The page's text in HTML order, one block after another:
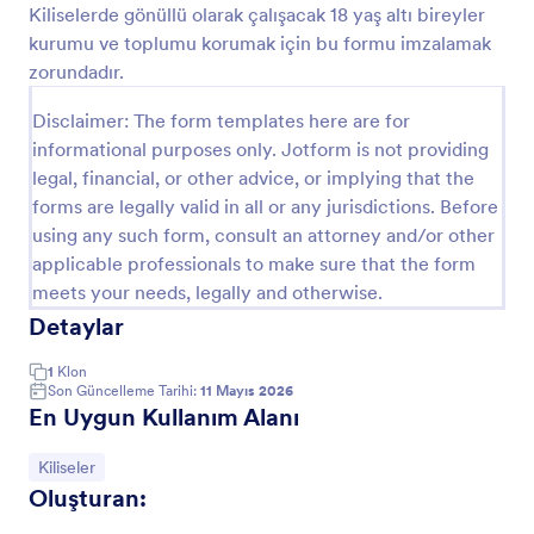
Kiliselerde gönüllü olarak çalışacak 18 yaş altı bireyler
kurumu ve toplumu korumak için bu formu imzalamak
zorundadır.
Disclaimer: The form templates here are for
informational purposes only. Jotform is not providing
legal, financial, or other advice, or implying that the
forms are legally valid in all or any jurisdictions. Before
using any such form, consult an attorney and/or other
applicable professionals to make sure that the form
meets your needs, legally and otherwise.
Detaylar
1 Klon
Son Güncelleme Tarihi: 11 Mayıs 2026
En Uygun Kullanım Alanı
Kategoriye git:
Kiliseler
Oluşturan:
Önizleme